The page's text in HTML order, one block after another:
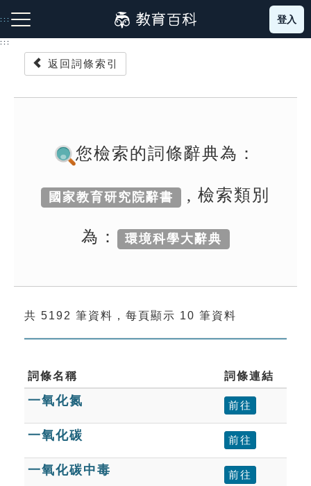
到
主
:::
成語故事
索引選單
單字索引
生命大百科索引
遊戲專區
教學應用
登入
:::
返回詞條索引
您檢索的詞條辭典為：
國家教育研究院辭書 , 檢索類別
為： 環境科學大辭典
共 5192 筆資料，每頁顯示 10 筆資料
詞條名稱 詞條連結
一氧化氮 前往
一氧化碳 前往
一氧化碳中毒 前往